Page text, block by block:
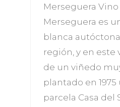
Merseguera Vino
Merseguera es
blanca
región, y en este
de un viñedo
plantado en
parcela Casa del